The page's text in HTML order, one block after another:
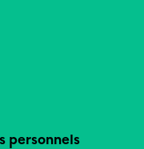
personnels